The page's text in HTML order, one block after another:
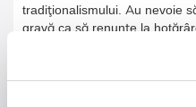
tradiţionalismului. Au nevoie
gravă ca să renunţe la
neputincioşi şi în secret…
spune autorul: se poate
naţionalităţi dacă oamenii ar